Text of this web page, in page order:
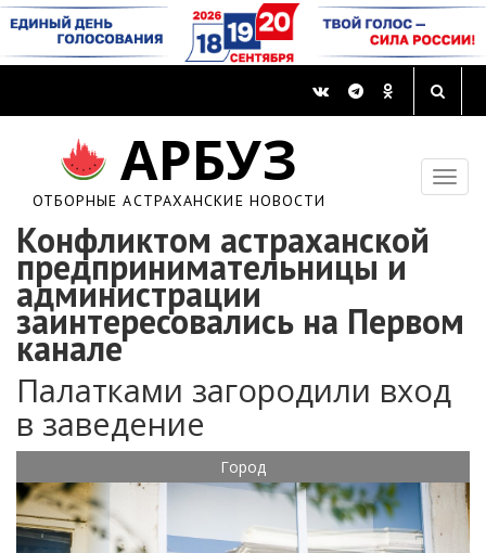
АРБУЗ
ОТБОРНЫЕ АСТРАХАНСКИЕ НОВОСТИ
Конфликтом астраханской
предпринимательницы и
администрации
заинтересовались на Первом
канале
Палатками загородили вход
в заведение
Город